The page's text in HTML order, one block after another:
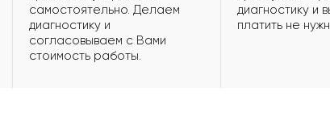
самостоятельно. Делаем
диагностику и
согласовываем с Вами
стоимость работы.
диагностику и
платить не